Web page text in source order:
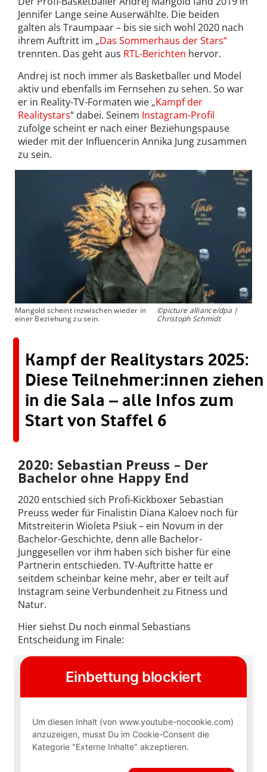
Jennifer Lange seine Auserwählte. Die beiden
galten als Traumpaar – bis sie sich wohl 2020 nach
ihrem Auftritt im „Das Sommerhaus der Stars“
trennten. Das geht aus RTL-Berichten hervor.
Andrej ist noch immer als Basketballer und Model
aktiv und ebenfalls im Fernsehen zu sehen. So war
er in Reality-TV-Formaten wie „Kampf der
Realitystars“ dabei. Seinem Instagram-Profil
zufolge scheint er nach einer Beziehungspause
wieder mit der Influencerin Annika Jung zusammen
zu sein.
Mangold scheint inzwischen wieder in
einer Beziehung zu sein.
©picture alliance/dpa |
Christoph Schmidt
Kampf der Realitystars 2025:
Diese Teilnehmer:innen ziehen
in die Sala – alle Infos zum
Start von Staffel 6
2020: Sebastian Preuss – Der
Bachelor ohne Happy End
2020 entschied sich Profi-Kickboxer Sebastian
Preuss weder für Finalistin Diana Kaloev noch für
Mitstreiterin Wioleta Psiuk – ein Novum in der
Bachelor-Geschichte, denn alle Bachelor-
Junggesellen vor ihm haben sich bisher für eine
Partnerin entschieden. TV-Auftritte hatte er
seitdem scheinbar keine mehr, aber er teilt auf
Instagram seine Verbundenheit zu Fitness und
Natur.
Hier siehst Du noch einmal Sebastians
Entscheidung im Finale: